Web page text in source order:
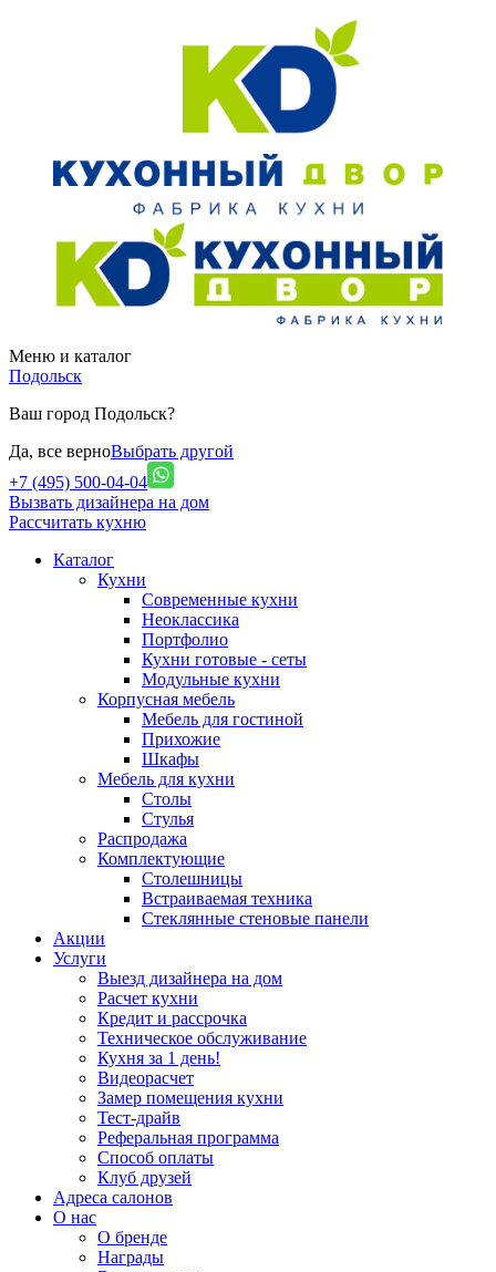
Меню и каталог
Подольск
Ваш город Подольск?
Да, все верноВыбрать другой
+7 (495) 500-04-04
Вызвать дизайнера на дом
Рассчитать кухню
Каталог
Кухни
Современные кухни
Неоклассика
Портфолио
Кухни готовые - сеты
Модульные кухни
Корпусная мебель
Мебель для гостиной
Прихожие
Шкафы
Мебель для кухни
Столы
Стулья
Распродажа
Комплектующие
Столешницы
Встраиваемая техника
Стеклянные стеновые панели
Акции
Услуги
Выезд дизайнера на дом
Расчет кухни
Кредит и рассрочка
Техническое обслуживание
Кухня за 1 день!
Видеорасчет
Замер помещения кухни
Тест-драйв
Реферальная программа
Способ оплаты
Клуб друзей
Адреса салонов
О нас
О бренде
Награды